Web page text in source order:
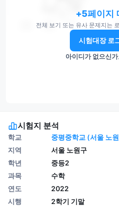
+5페이지
전체 보기 또는 유사 문제지는
시험대장 로
아이디가 없으신
시험지 분석
학교
중평중학교 (서울 노
지역
서울 노원구
학년
중등2
과목
수학
연도
2022
시행
2학기 기말